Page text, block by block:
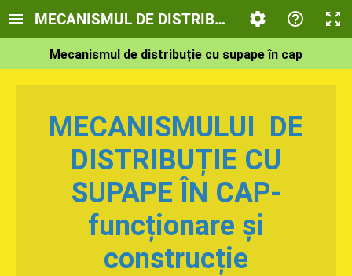
MECANISMUL DE DISTRIBUTIE CU SUPAPE
Mecanismul de distribuție cu supape în cap
MECANISMULUI DE
DISTRIBUȚIE CU
SUPAPE ÎN CAP-
funcționare și
construcție